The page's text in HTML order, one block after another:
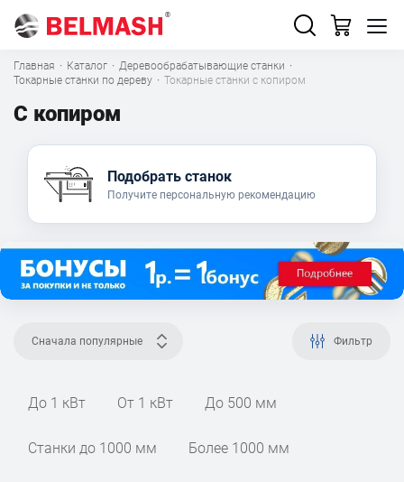
Главная · Каталог · Деревообрабатывающие станки ·
Токарные станки по дереву · Токарные станки с копиром
С копиром
Подобрать станок
Получите персональную рекомендацию
Сначала популярные Фильтр
До 1 кВт От 1 кВт До 500 мм
Станки до 1000 мм Более 1000 мм